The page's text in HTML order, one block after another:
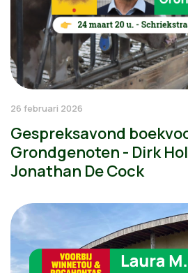
26 februari 2026
Gespreksavond
Grondgenoten - Dirk
Jonathan De Cock